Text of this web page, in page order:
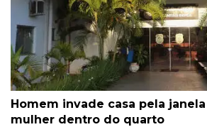
Homem invade casa pela
mulher dentro do quarto